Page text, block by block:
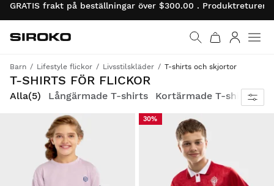
GRATIS frakt på beställningar över $300.00 . Produktreturer
Gå till startsidan
Siroko.com
Barn Lifestyle flickor Livsstilskläder T-shirts och skjortor
T-SHIRTS FÖR FLICKOR
Alla(5) Långärmade T-shirts Kortärmade T-shirts
30%